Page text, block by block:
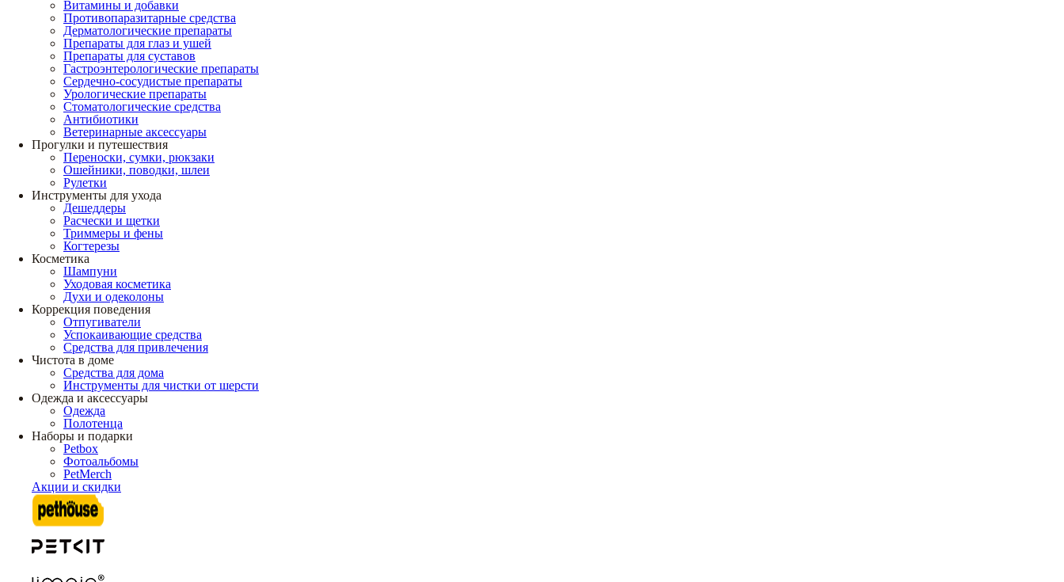
Витамины и добавки
Противопаразитарные средства
Дерматологические препараты
Препараты для глаз и ушей
Препараты для суставов
Гастроэнтерологические препараты
Сердечно-сосудистые препараты
Урологические препараты
Стоматологические средства
Антибиотики
Ветеринарные аксессуары
Прогулки и путешествия
Переноски, сумки, рюкзаки
Ошейники, поводки, шлеи
Рулетки
Инструменты для ухода
Дешеддеры
Расчески и щетки
Триммеры и фены
Когтерезы
Косметика
Шампуни
Уходовая косметика
Духи и одеколоны
Коррекция поведения
Отпугиватели
Успокаивающие средства
Средства для привлечения
Чистота в доме
Средства для дома
Инструменты для чистки от шерсти
Одежда и аксессуары
Одежда
Полотенца
Наборы и подарки
Petbox
Фотоальбомы
PetMerch
Акции и скидки